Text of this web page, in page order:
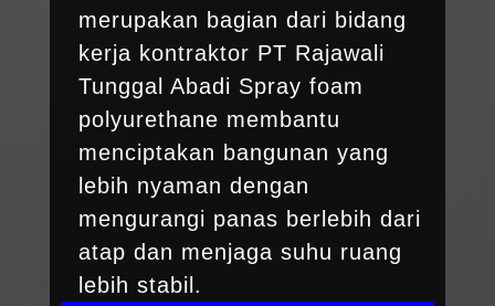
merupakan bagian dari bidang
kerja kontraktor PT Rajawali
Tunggal Abadi Spray foam
polyurethane membantu
menciptakan bangunan yang
lebih nyaman dengan
mengurangi panas berlebih dari
atap dan menjaga suhu ruang
lebih stabil.